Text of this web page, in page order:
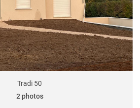
Tradi 50
2 photos